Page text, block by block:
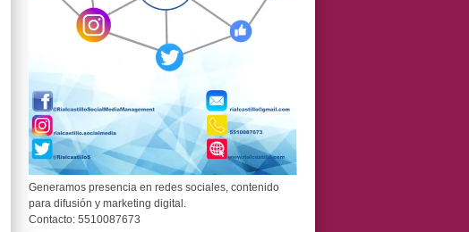
Generamos presencia en redes sociales, contenido
para difusión y marketing digital.
Contacto: 5510087673